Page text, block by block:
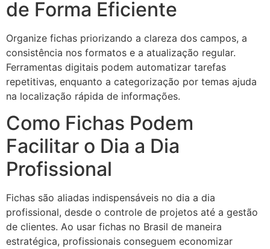
de Forma Eficiente
Organize fichas priorizando a clareza dos campos, a
consistência nos formatos e a atualização regular.
Ferramentas digitais podem automatizar tarefas
repetitivas, enquanto a categorização por temas ajuda
na localização rápida de informações.
Como Fichas Podem
Facilitar o Dia a Dia
Profissional
Fichas são aliadas indispensáveis no dia a dia
profissional, desde o controle de projetos até a gestão
de clientes. Ao usar fichas no Brasil de maneira
estratégica, profissionais conseguem economizar